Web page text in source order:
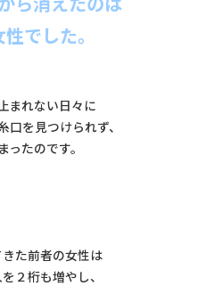
でした。
まれない日々に
口を見つけられず、
ったのです。
た前者の女性は
２桁も増やし、